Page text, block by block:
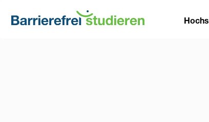
zum
Inhalt